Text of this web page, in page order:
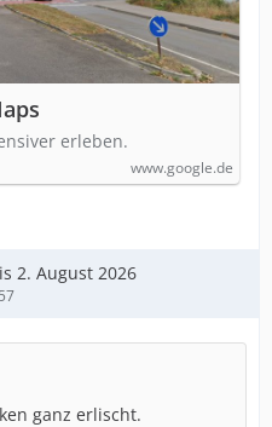
erleben.
www.google.de
2. August 2026
ganz erlischt.